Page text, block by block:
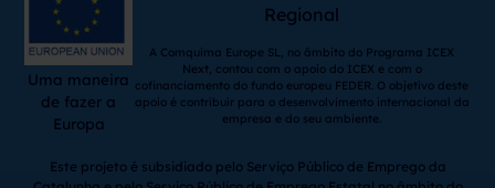
Uma maneira
de fazer a
Europa
Regional
A Comquima Europe SL, no âmbito do Programa ICEX
Next, contou com o apoio do ICEX e com o
cofinanciamento do fundo europeu FEDER. O objetivo deste
apoio é contribuir para o desenvolvimento internacional da
empresa e do seu ambiente.
Este projeto é subsidiado pelo Serviço Público de Emprego da